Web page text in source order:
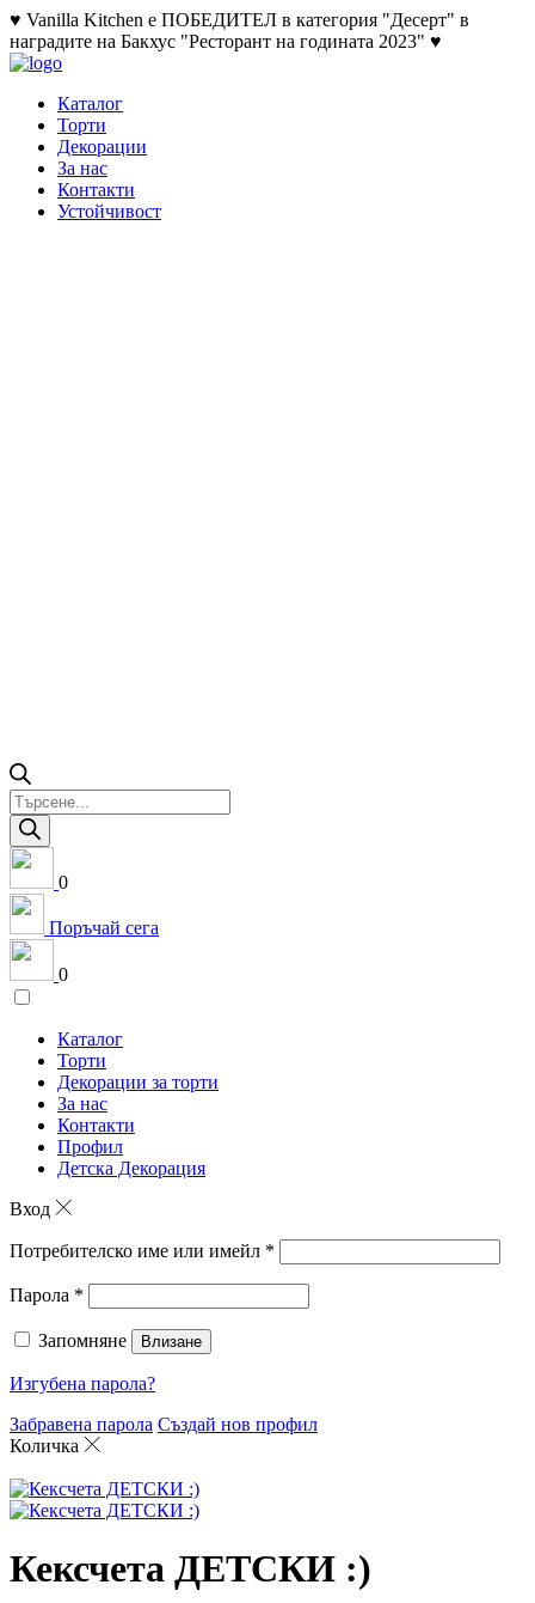
♥ Vanilla Kitchen е ПОБЕДИТЕЛ в категория "Десерт" в
наградите на Бакхус "Ресторант на годината 2023" ♥
Каталог
Торти
Декорации
За нас
Контакти
Устойчивост
Products
search
0
Поръчай сега
0
Каталог
Торти
Декорации за торти
За нас
Контакти
Профил
Детска Декорация
Вход
Потребителско име или имейл *
Парола *
Запомняне Влизане
Изгубена парола?
Забравена парола Създай нов профил
Количка
Кексчета ДЕТСКИ :)